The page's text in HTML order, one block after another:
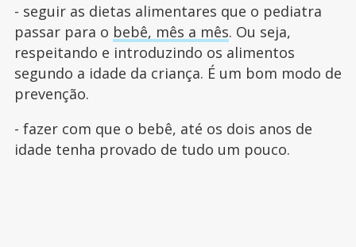
- seguir as dietas alimentares que o pediatra
passar para o bebê, mês a mês. Ou seja,
respeitando e introduzindo os alimentos
segundo a idade da criança. É um bom modo de
prevenção.
- fazer com que o bebê, até os dois anos de
idade tenha provado de tudo um pouco.